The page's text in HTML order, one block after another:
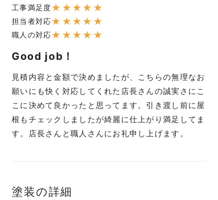
工事満足度★ ★ ★ ★ ★
担当者対応★ ★ ★ ★ ★
職人の対応★ ★ ★ ★ ★
Good job！
見積内容と金額で決めましたが、こちらの無理なお
願いにも快く対応してくれた店長さんの誠実さにこ
こに決めて良かったと思ってます。引き渡し前に屋
根もチェックしましたが綺麗に仕上がり満足してま
す。店長さんと職人さんにお礼申し上げます。
塗装の詳細